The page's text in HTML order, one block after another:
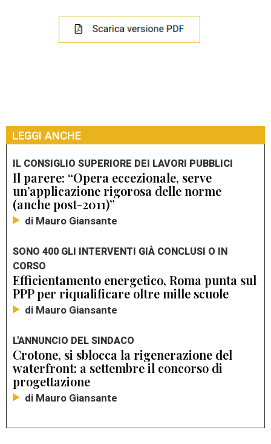
LEGGI ANCHE
IL CONSIGLIO SUPERIORE DEI LAVORI PUBBLICI
Il parere: “Opera eccezionale, serve
un’applicazione rigorosa delle norme
(anche post-2011)”
di Mauro Giansante
SONO 400 GLI INTERVENTI GIÀ CONCLUSI O IN
CORSO
Efficientamento energetico, Roma punta sul
PPP per riqualificare oltre mille scuole
di Mauro Giansante
L'ANNUNCIO DEL SINDACO
Crotone, si sblocca la rigenerazione del
waterfront: a settembre il concorso di
progettazione
di Mauro Giansante